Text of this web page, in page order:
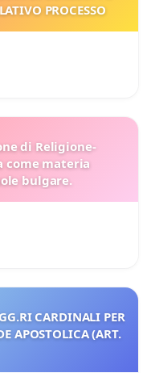
PROCESSO
di Religione-
come materia
bulgare.
CARDINALI PER
APOSTOLICA (ART.